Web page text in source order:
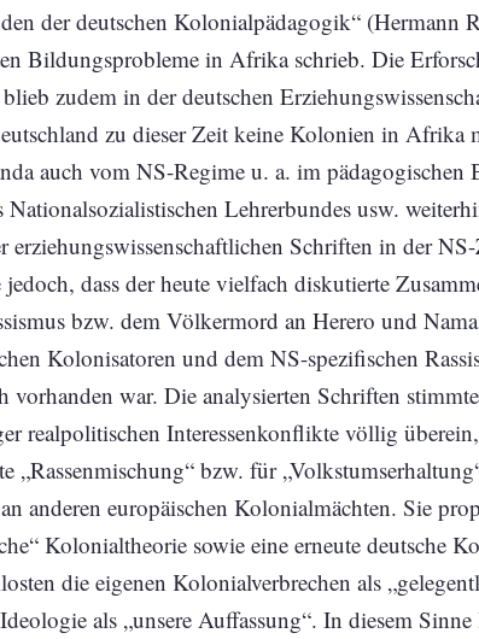
der deutschen Kolonialpädagogik“ (Hermann
Bildungsprobleme in Afrika schrieb. Die
zudem in der deutschen
zu dieser Zeit keine Kolonien in Afrika
auch vom NS-Regime u. a. im pädagogischen
Lehrerbundes usw.
Schriften in der
dass der heute vielfach diskutierte
bzw. dem Völkermord an Herero und
Kolonisatoren und dem NS-spezifischen
vorhanden war. Die analysierten Schriften
realpolitischen Interessenkonflikte völlig
„Rassenmischung“ bzw. für
anderen europäischen Kolonialmächten. Sie
Kolonialtheorie sowie eine erneute deutsche
die eigenen Kolonialverbrechen als
als „unsere Auffassung“. In diesem